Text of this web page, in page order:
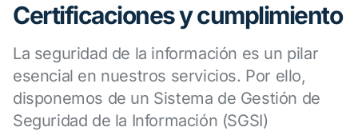
Certificaciones y cumplimiento
La seguridad de la información es un pilar
esencial en nuestros servicios. Por ello,
disponemos de un Sistema de Gestión de
Seguridad de la Información (SGSI)